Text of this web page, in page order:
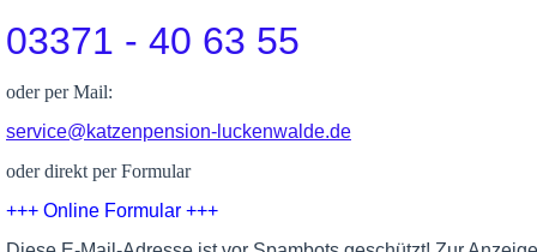
03371 - 40 63 55
oder per Mail:
service@katzenpension-luckenwalde.de
oder direkt per Formular
+++ Online Formular +++